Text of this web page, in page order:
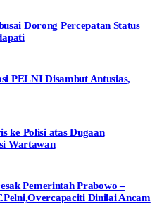
Dorong Percepatan Status
PELNI Disambut Antusias,
ke Polisi atas Dugaan
Wartawan
Pemerintah Prabowo –
Dinilai Ancam